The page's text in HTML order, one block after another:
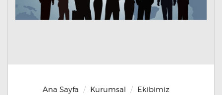
Ana Sayfa Kurumsal Ekibimiz